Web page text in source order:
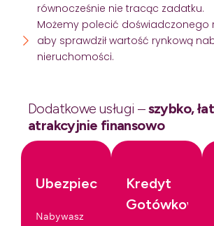
równocześnie nie tracąc zadatku.
Możemy polecić doświadczonego
aby sprawdził wartość rynkową
nieruchomości.
Dodatkowe usługi –szybko,
atrakcyjnie finansowo
Ubezpieczenia
Nabywasz
Kredyt
Gotówkowy